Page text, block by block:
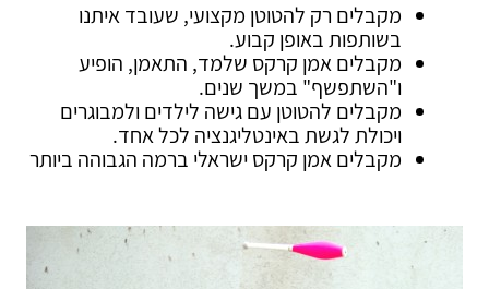
מקבלים רק להטוטן מקצועי, שעובד איתנו
בשותפות באופן קבוע.
מקבלים אמן קרקס שלמד, התאמן, הופיע
ו"השתפשף" במשך שנים.
מקבלים להטוטן עם גישה לילדים ולמבוגרים
ויכולת לגשת באינטליגנציה לכל אחד.
מקבלים אמן קרקס ישראלי ברמה הגבוהה ביותר